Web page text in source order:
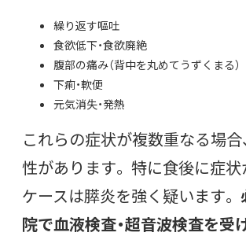
繰り返す嘔吐
食欲低下・食欲廃絶
腹部の痛み（背中を丸めてうずくまる）
下痢・軟便
元気消失・発熱
これらの症状が複数重なる場合
性があります。 特に食後に症
ケースは膵炎を強く疑います。
院で血液検査・超音波検査を受